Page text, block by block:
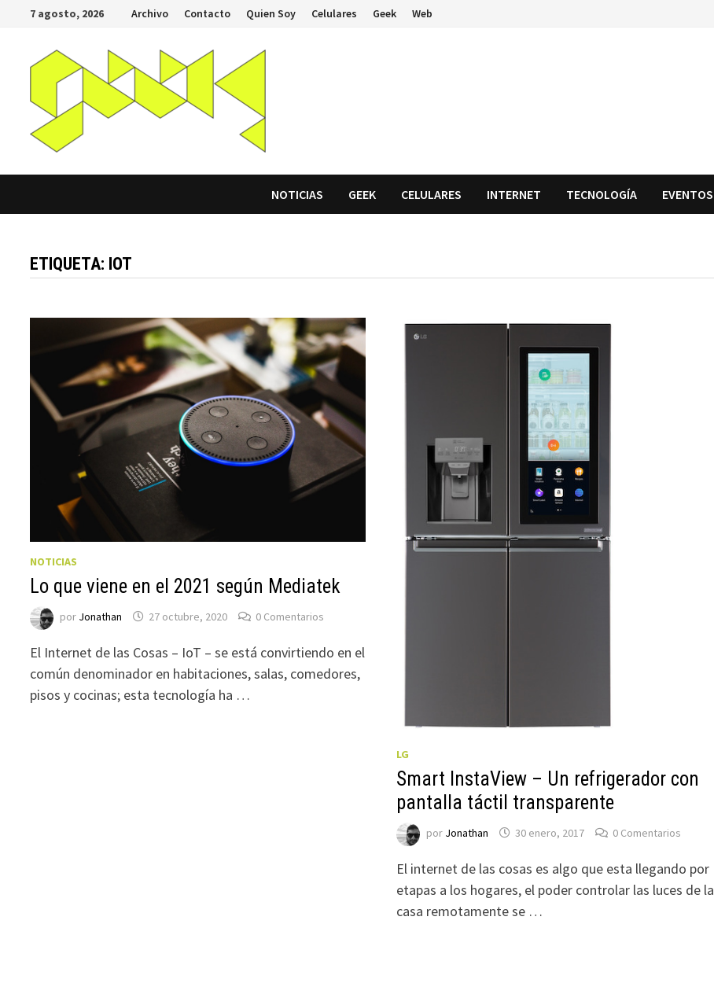
Saltar
contenido
7 agosto, 2026 Archivo Contacto Quien Soy Celulares Geek Web
NOTICIAS GEEK CELULARES INTERNET TECNOLOGÍA EVENTOS
ETIQUETA: IOT
NOTICIAS
Lo que viene en el 2021 según Mediatek
por Jonathan 27 octubre, 2020 0 Comentarios
El Internet de las Cosas – IoT – se está convirtiendo en el
común denominador en habitaciones, salas, comedores,
pisos y cocinas; esta tecnología ha …
LG
Smart InstaView – Un refrigerador con
pantalla táctil transparente
por Jonathan 30 enero, 2017 0 Comentarios
El internet de las cosas es algo que esta llegando por
etapas a los hogares, el poder controlar las luces de la
casa remotamente se …